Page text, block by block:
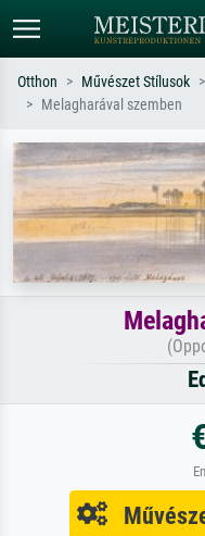
Keressen művész, műcím vagy
szerint – pl. Monet, Csillagos
impresszionizmus, Hokusai-
akt.
Otthon Művészet Stílusok
Melagharával szemben